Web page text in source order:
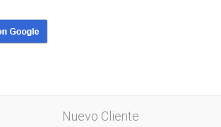
Nuevo Cliente